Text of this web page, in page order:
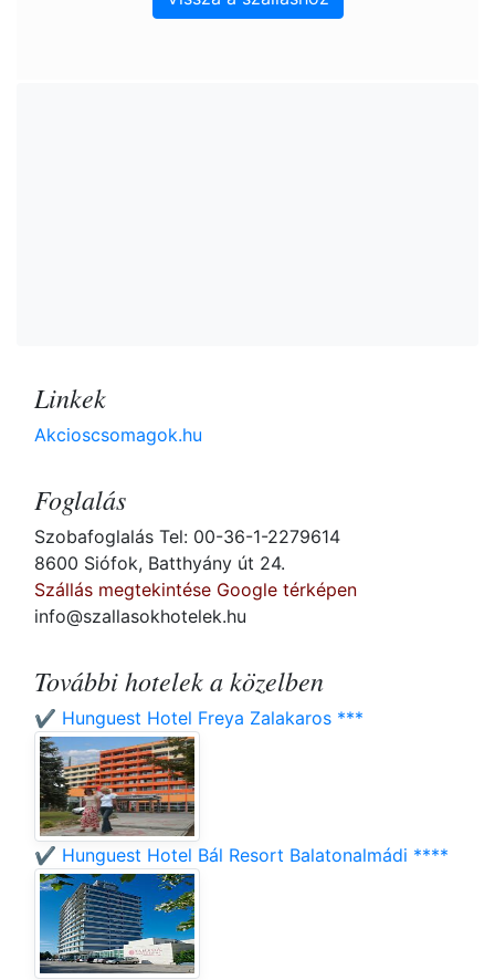
Linkek
Akcioscsomagok.hu
Foglalás
Szobafoglalás Tel: 00-36-1-2279614
8600 Siófok, Batthyány út 24.
Szállás megtekintése Google térképen
info@szallasokhotelek.hu
További hotelek a közelben
✔️ Hunguest Hotel Freya Zalakaros ***
✔️ Hunguest Hotel Bál Resort Balatonalmádi ****